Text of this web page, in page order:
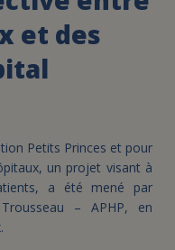
et des
Petits Princes et pour
un projet visant à
a été mené par
– APHP, en